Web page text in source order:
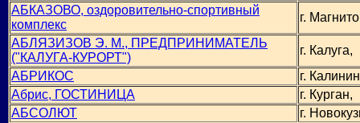
АБКАЗОВО, оздоровительно-спортивный
комплекс
г.
АБЛЯЗИЗОВ Э. М., ПРЕДПРИНИМАТЕЛЬ
("КАЛУГА-КУРОРТ")
г. Калуга,
АБРИКОС
г.
Абрис, ГОСТИНИЦА
г. Курган,
АБСОЛЮТ
г.